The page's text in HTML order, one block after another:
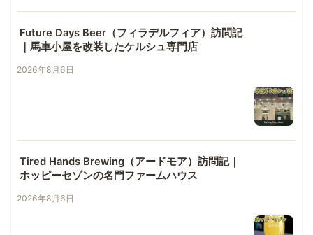
Future Days Beer（フィラデルフィア）訪問記
｜馬車小屋を改装したケルシュ専門店
2026年8月6日
Tired Hands Brewing（アードモア）訪問記｜
ホッピーセゾンの名門ファームハウス
2026年8月6日